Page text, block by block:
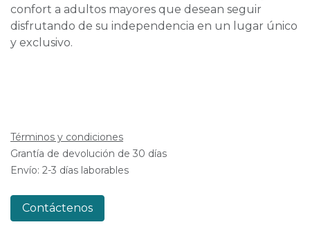
confort a adultos mayores que desean seguir
disfrutando de su independencia en un lugar único
y exclusivo.
Términos y condiciones
Grantía de devolución de 30 días
Envío: 2-3 días laborables
Contáctenos